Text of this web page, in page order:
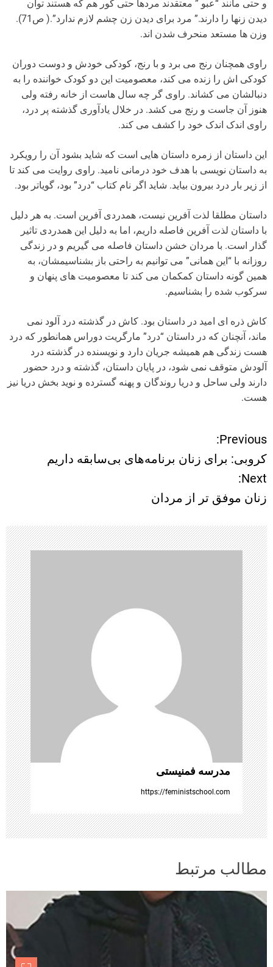
و حتی مانند “عبو ” معتقدند مردها حتی کور هم که هستند توان
دیدن زنها را دارند.” مرد برای دیدن زن چشم لازم ندارد”.( ص71).
وزن ها مستعد منحرف شدن اند.
راوی همچنان رنج می برد و با رنج، کودکی خودش و دوست دوران
کودکی اش را زنده می کند، معصومیت این دو کودک خواننده را به
دنبالشان می کشاند. راوی گر چه سال هاست از خانه رفته ولی
هنوز آن جاست و رنج می کشد. در خلال یادآوری گذشته پر درد،
راوی اندک اندک خود را کشف می کند.
این داستان از زمره داستان هایی است که شاید بشود آن را رویکرد
به داستان نویسی با هدف خود درمانی نامید. راوی روایت می کند تا
از زیر بار درد بیرون بیاید. شاید اگر نام کتاب “درد” بود، گویاتر بود.
داستان مطلقا لذت آفرین نیست، همدردی آفرین است. به هر دلیل
با داستان لذت آفرین فاصله داریم، اما به دلیل این همدردی تاثیر
گذار است. با مردان خشن داستان فاصله می گیریم و در زندگی
روزانه با “این همانی” می توانیم به راحتی باز بشناسیمشان، به
همین گونه داستان کمکمان می کند تا معصومیت های پنهان و
سرکوب شده را بشناسیم.
کاش ذره ای امید در داستان بود. کاش در گذشته درد آلود نمی
ماند، آنچنان که در داستان “درد” مارگریت دوراس همانطور که درد
هست زندگی هم همیشه جریان دارد و نویسنده در گذشته درد
آلودش متوقف نمی شود، در پایان داستان، گذشته و درد حضور
دارند ولی ساحل و دریا روندگان و پهنه گسترده و نوید بخش دریا نیز
هست.
ر
ا
ه
ب
ر
ی
ن
و
ش
ت
ه‌
ه
ا
Previous:
کروبی: برای زنان برنامه‌های بی‌سابقه داریم
Next:
زنان موفق تر از مردان
مدرسه فمنیستی
https://feministschool.com
مطالب مرتبط